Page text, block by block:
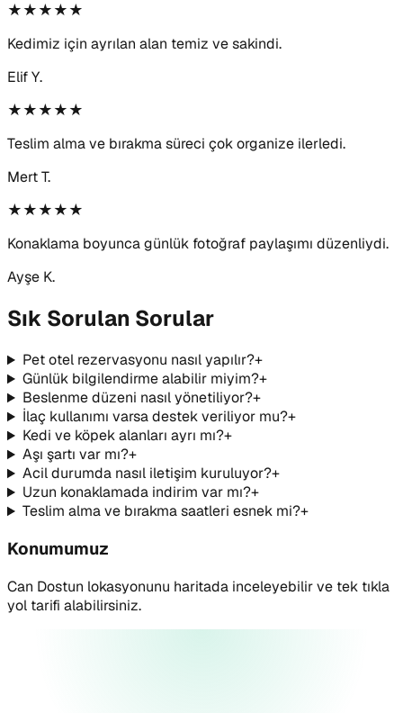
★★★★★
Kedimiz için ayrılan alan temiz ve sakindi.
Elif Y.
★★★★★
Teslim alma ve bırakma süreci çok organize ilerledi.
Mert T.
★★★★★
Konaklama boyunca günlük fotoğraf paylaşımı düzenliydi.
Ayşe K.
Sık Sorulan Sorular
Pet otel rezervasyonu nasıl yapılır?+
Günlük bilgilendirme alabilir miyim?+
Beslenme düzeni nasıl yönetiliyor?+
İlaç kullanımı varsa destek veriliyor mu?+
Kedi ve köpek alanları ayrı mı?+
Aşı şartı var mı?+
Acil durumda nasıl iletişim kuruluyor?+
Uzun konaklamada indirim var mı?+
Teslim alma ve bırakma saatleri esnek mi?+
Konumumuz
Can Dostun lokasyonunu haritada inceleyebilir ve tek tıkla
yol tarifi alabilirsiniz.